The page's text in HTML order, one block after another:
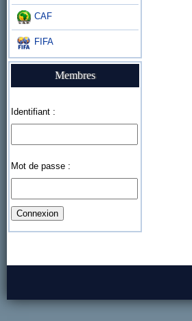
CAF
FIFA
Membres
Identifiant :
Mot de passe :